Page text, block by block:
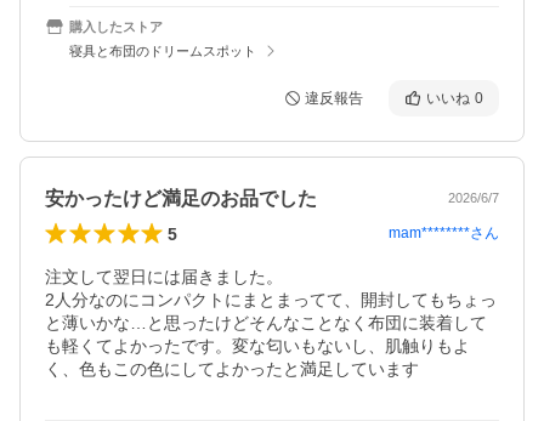
購入したストア
寝具と布団のドリームスポット
違反報告 いいね 0
安かったけど満足のお品でした 2026/6/7
5 mam********さん
注文して翌日には届きました。
2人分なのにコンパクトにまとまってて、開封してもちょっ
と薄いかな…と思ったけどそんなことなく布団に装着して
も軽くてよかったです。変な匂いもないし、肌触りもよ
く、色もこの色にしてよかったと満足しています